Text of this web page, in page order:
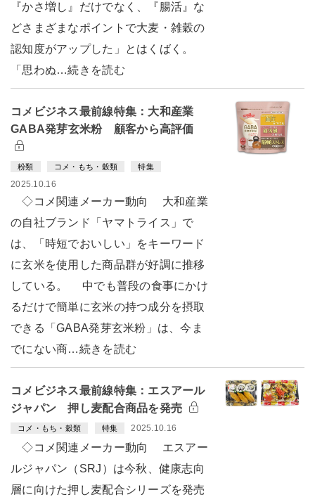
『かさ増し』だけでなく、『腸活』な
どさまざまなポイントで大麦・雑穀の
認知度がアップした」とはくばく。
「思わぬ…続きを読む
コメビジネス最前線特集：大和産業
GABA発芽玄米粉 顧客から高評価
粉類 コメ・もち・穀類 特集
2025.10.16
◇コメ関連メーカー動向 大和産業
の自社ブランド「ヤマトライス」で
は、「時短でおいしい」をキーワード
に玄米を使用した商品群が好調に推移
している。 中でも普段の食事にかけ
るだけで簡単に玄米の持つ成分を摂取
できる「GABA発芽玄米粉」は、今ま
でにない商…続きを読む
コメビジネス最前線特集：エスアール
ジャパン 押し麦配合商品を発売
コメ・もち・穀類 特集 2025.10.16
◇コメ関連メーカー動向 エスアー
ルジャパン（SRJ）は今秋、健康志向
層に向けた押し麦配合シリーズを発売